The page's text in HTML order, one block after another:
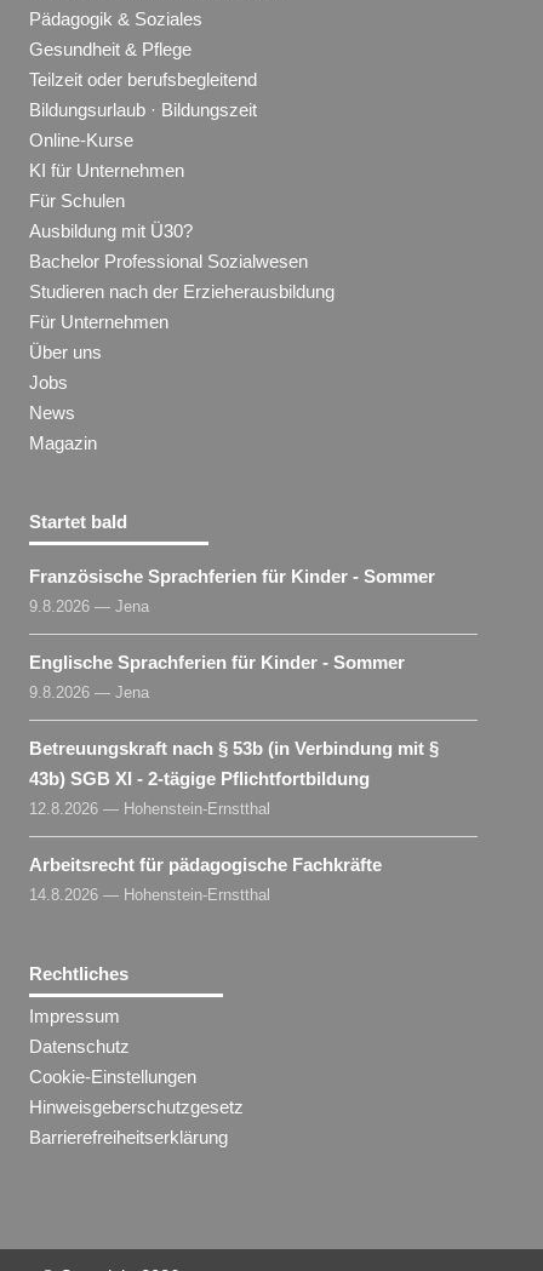
Pädagogik & Soziales
Gesundheit & Pflege
Teilzeit oder berufsbegleitend
Bildungsurlaub · Bildungszeit
Online-Kurse
KI für Unternehmen
Für Schulen
Ausbildung mit Ü30?
Bachelor Professional Sozialwesen
Studieren nach der Erzieherausbildung
Für Unternehmen
Über uns
Jobs
News
Magazin
Startet bald
Französische Sprachferien für Kinder - Sommer
9.8.2026 — Jena
Englische Sprachferien für Kinder - Sommer
9.8.2026 — Jena
Betreuungskraft nach § 53b (in Verbindung mit §
43b) SGB XI - 2-tägige Pflichtfortbildung
12.8.2026 — Hohenstein-Ernstthal
Arbeitsrecht für pädagogische Fachkräfte
14.8.2026 — Hohenstein-Ernstthal
Rechtliches
Impressum
Datenschutz
Cookie-Einstellungen
Hinweisgeberschutzgesetz
Barrierefreiheitserklärung